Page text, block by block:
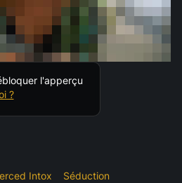
l'apperçu
?
Intox
Séduction